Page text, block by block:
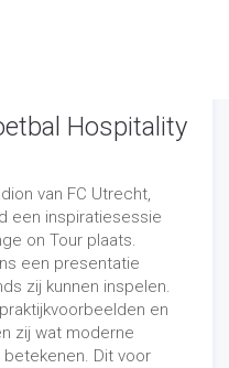
Hospitality
van FC Utrecht,
een inspiratiesessie
on Tour plaats.
een presentatie
zij kunnen inspelen.
en
zij wat moderne
Dit voor